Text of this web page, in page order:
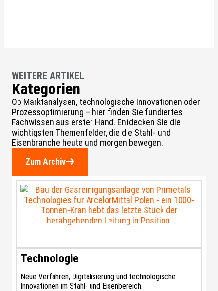
WEITERE ARTIKEL
Kategorien
Ob Marktanalysen, technologische Innovationen oder
Prozessoptimierung – hier finden Sie fundiertes
Fachwissen aus erster Hand. Entdecken Sie die
wichtigsten Themenfelder, die die Stahl- und
Eisenbranche heute und morgen bewegen.
Zum Archiv
Technologie
Neue Verfahren, Digitalisierung und technologische
Innovationen im Stahl- und Eisenbereich.